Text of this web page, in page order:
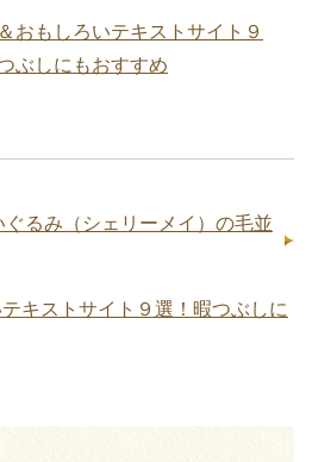
おもしろいテキストサイト９
ぶしにもおすすめ
ぐるみ（シェリーメイ）の毛並
キストサイト９選！暇つぶしに